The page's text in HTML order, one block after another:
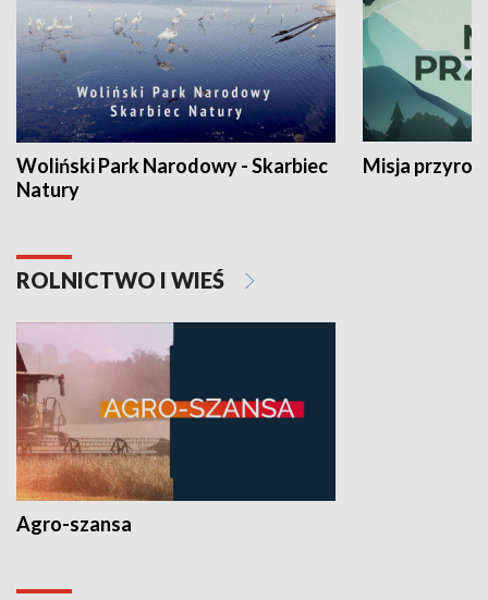
Woliński Park Narodowy - Skarbiec
Natury
Misja
ROLNICTWO I WIEŚ
Agro-szansa